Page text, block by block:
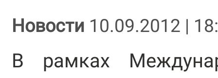
Новости 10.09.2012 |
В рамках